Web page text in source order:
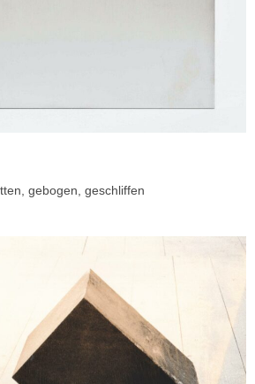
gebogen, geschliffen